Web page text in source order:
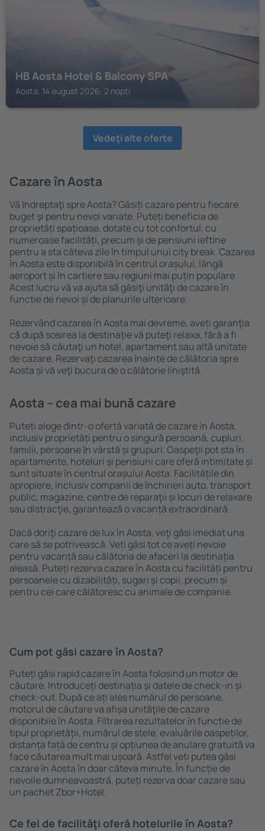
HB Aosta Hotel & Balcony SPA
Aosta, 14 august 2026, 2 nopți
Vedeţi alte oferte
Cazare în Aosta
Vă ȋndreptaţi spre Aosta? Găsiți cazare pentru fiecare
buget şi pentru nevoi variate. Puteți beneficia de
proprietăți spațioase, dotate cu tot confortul, cu
numeroase facilități, precum și de pensiuni ieftine
pentru a sta câteva zile în timpul unui city break. Cazarea
în Aosta este disponibilă în centrul orașului, lângă
aeroport și în cartiere sau regiuni mai puțin populare.
Acest lucru vă va ajuta să găsiţi unităţi de cazare în
funcție de nevoi și de planurile ulterioare.
Rezervând cazarea în Aosta mai devreme, aveți garanţia
că după sosirea la destinație vă puteţi relaxa, fără a fi
nevoie să căutaţi un hotel, apartament sau altă unitate
de cazare. Rezervaţi cazarea înainte de călătoria spre
Aosta și vă veţi bucura de o călătorie liniştită.
Aosta – cea mai bună cazare
Puteți alege dintr-o ofertă variată de cazare în Aosta,
inclusiv proprietăți pentru o singură persoană, cupluri,
familii, persoane ȋn vârstă și grupuri. Oaspeţii pot sta în
apartamente, hoteluri și pensiuni care oferă intimitate și
sunt situate în centrul orașului Aosta. Facilitățile din
apropiere, inclusiv companii de închirieri auto, transport
public, magazine, centre de reparaţii și locuri de relaxare
sau distracţie, garantează o vacanță extraordinară.
Dacă doriţi cazare de lux în Aosta, veţi găsi imediat una
care să se potrivească. Veți găsi tot ce aveți nevoie
pentru vacanță sau călătoria de afaceri la destinația
aleasă. Puteți rezerva cazare în Aosta cu facilități pentru
persoanele cu dizabilități, sugari și copii, precum și
pentru cei care călătoresc cu animale de companie.
Cum pot găsi cazare în Aosta?
Puteți găsi rapid cazare în Aosta folosind un motor de
căutare. Introduceți destinația și datele de check-in și
check-out. După ce ați ales numărul de persoane,
motorul de căutare va afișa unităţile de cazare
disponibile în Aosta. Filtrarea rezultatelor în funcție de
tipul proprietăţii, numărul de stele, evaluările oaspeților,
distanța față de centru și opțiunea de anulare gratuită va
face căutarea mult mai ușoară. Astfel veți putea găsi
cazare în Aosta în doar câteva minute. În funcție de
nevoile dumneavoastră, puteți rezerva doar cazare sau
un pachet Zbor+Hotel.
Ce fel de facilităţi oferă hotelurile în Aosta?